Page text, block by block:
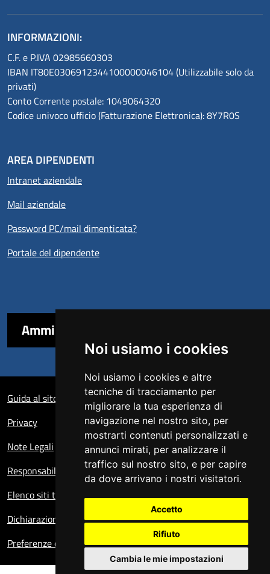
Noi usiamo i cookies
Noi usiamo i cookies e altre
tecniche di tracciamento per
migliorare la tua esperienza di
navigazione nel nostro sito, per
mostrarti contenuti personalizzati e
annunci mirati, per analizzare il
traffico sul nostro sito, e per capire
da dove arrivano i nostri visitatori.
Accetto
Rifiuto
Cambia le mie impostazioni
INFORMAZIONI:
C.F. e P.IVA 02985660303
IBAN IT80E0306912344100000046104 (Utilizzabile solo da
privati)
Conto Corrente postale: 1049064320
Codice univoco ufficio (Fatturazione Elettronica): 8Y7R0S
AREA DIPENDENTI
Intranet aziendale
Mail aziendale
Password PC/mail dimenticata?
Portale del dipendente
Amministrazione trasparente
Guida al sito
Privacy
Note Legali
Responsabile del sito
Elenco siti tematici
Dichiarazione di accessibilità
Preferenze cookie